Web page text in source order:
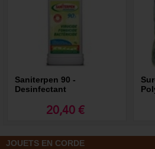
Saniterpen 90 -
Desinfectant
20,40 €
JOUETS EN CORDE